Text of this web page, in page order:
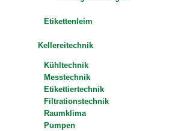
Etikettenleim
Kellereitechnik
Kühltechnik
Messtechnik
Etikettiertechnik
Filtrationstechnik
Raumklima
Pumpen